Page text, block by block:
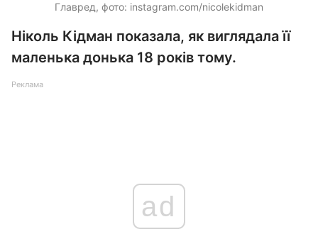
Главред, фото: instagram.com/nicolekidman
Ніколь Кідман показала, як виглядала її
маленька донька 18 років тому.
Реклама
ad